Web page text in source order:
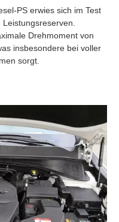
PS erwies sich im Test
Drehmoment von
insbesondere bei voller
sorgt.